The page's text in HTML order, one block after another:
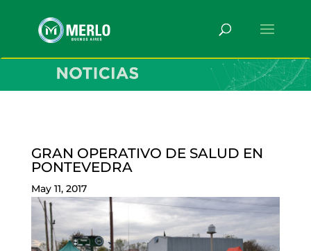
GRAN OPERATIVO DE SALUD EN
PONTEVEDRA
May 11, 2017